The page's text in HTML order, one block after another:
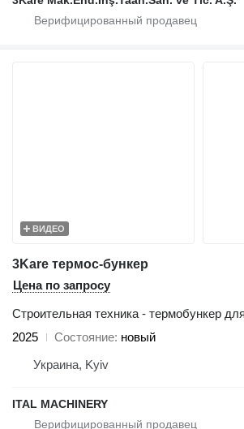
ВИДЕО
3Kare термос-бункер
Цена по запросу
Строительная техника - термобункер
2025
Состояние новый
Украина, Kyiv
ITAL MACHINERY